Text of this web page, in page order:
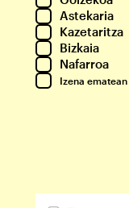
Astekaria
Kazetaritza
Bizkaia
Nafarroa
Izena ematean